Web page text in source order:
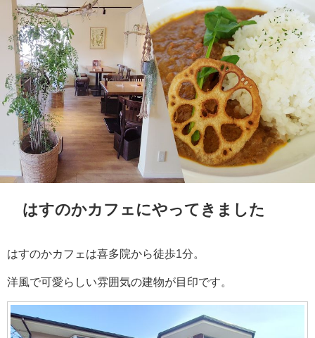
はすのかカフェにやってきました
はすのかカフェは喜多院から徒歩1分。
洋風で可愛らしい雰囲気の建物が目印です。